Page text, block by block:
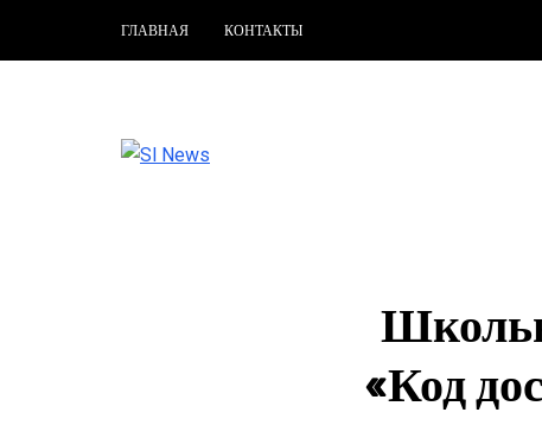
ГЛАВНАЯ КОНТАКТЫ
«Код